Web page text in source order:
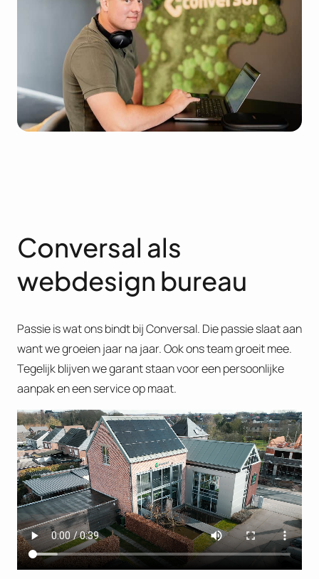
Conversal als
webdesign bureau
Passie is wat ons bindt bij Conversal. Die passie slaat aan
want we groeien jaar na jaar. Ook ons team groeit mee.
Tegelijk blijven we garant staan voor een persoonlijke
aanpak en een service op maat.